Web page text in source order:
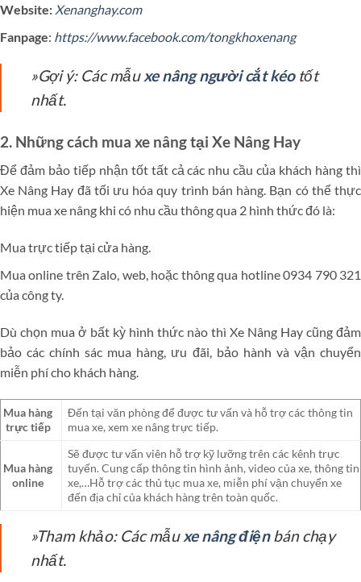
Website: Xenanghay.com
Fanpage: https://www.facebook.com/tongkhoxenang
»Gợi ý: Các mẫuxe nâng người cắt kéotốt
nhất.
2. Những cách mua xe nâng tại Xe Nâng Hay
Để đảm bảo tiếp nhận tốt tất cả các nhu cầu của khách hàng thì
Xe Nâng Hay đã tối ưu hóa quy trình bán hàng. Bạn có thể thực
hiện mua xe nâng khi có nhu cầu thông qua 2 hình thức đó là:
Mua trực tiếp tại cửa hàng.
Mua online trên Zalo, web, hoặc thông qua hotline 0934 790 321
của công ty.
Dù chọn mua ở bất kỳ hình thức nào thì Xe Nâng Hay cũng đảm
bảo các chính sác mua hàng, ưu đãi, bảo hành và vận chuyển
miễn phí cho khách hàng.
Mua hàng
trực tiếp
Đến tại văn phòng để được tư vấn và hỗ trợ các thông tin
mua xe, xem xe nâng trực tiếp.
Mua hàng
online
Sẽ được tư vấn viên hỗ trợ kỹ lưỡng trên các kênh trực
tuyến. Cung cấp thông tin hình ảnh, video của xe, thông tin
xe,…Hỗ trợ các thủ tục mua xe, miễn phí vận chuyển xe
đến địa chỉ của khách hàng trên toàn quốc.
»Tham khảo: Các mẫuxe nâng điệnbán chạy
nhất.